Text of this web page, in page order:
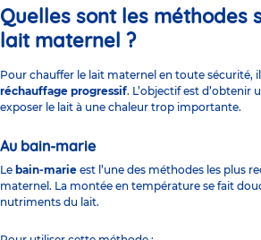
Quelles sont les méthodes
lait maternel ?
Pour chauffer le lait maternel en toute sécurité,
réchauffage progressif. L’objectif est d’obtenir
exposer le lait à une chaleur trop importante.
Au bain-marie
Le bain-marie est l’une des méthodes les plus
maternel. La montée en température se fait
nutriments du lait.